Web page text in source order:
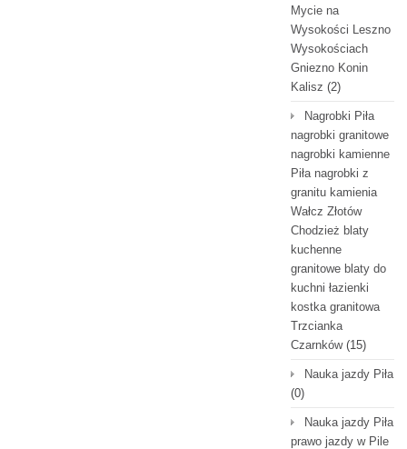
Mycie na
Wysokości Leszno
Wysokościach
Gniezno Konin
Kalisz (2)
Nagrobki Piła
nagrobki granitowe
nagrobki kamienne
Piła nagrobki z
granitu kamienia
Wałcz Złotów
Chodzież blaty
kuchenne
granitowe blaty do
kuchni łazienki
kostka granitowa
Trzcianka
Czarnków(15)
Nauka jazdy Piła
(0)
Nauka jazdy Piła
prawo jazdy w Pile